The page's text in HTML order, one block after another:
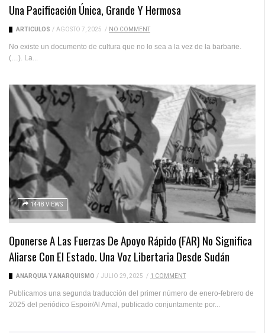
Una Pacificación Única, Grande Y Hermosa
ARTICULOS / AGOSTO 7, 2025 / NO COMMENT
No existe un documento de cultura que no lo sea a la vez de la barbarie.
(…). La...
1448 VIEWS
Oponerse A Las Fuerzas De Apoyo Rápido (FAR) No Significa
Aliarse Con El Estado. Una Voz Libertaria Desde Sudán
ANARQUÍA Y ANARQUISMO / JULIO 29, 2025 / 1 COMMENT
Publicamos una segunda traducción del primer número de enero-febrero de
2025 del periódico Espoir/Al Amal, publicado conjuntamente por...